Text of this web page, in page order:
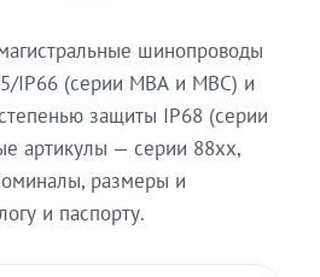
шинопроводы
IP66 (серии МВА и МВС) и
защиты IP68 (серии
артикулы — серии 88xx,
размеры и
и паспорту.